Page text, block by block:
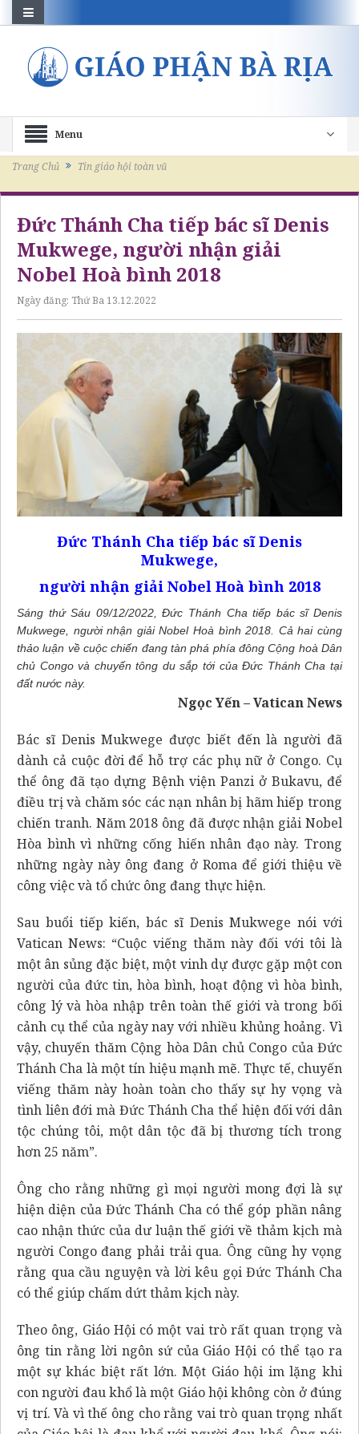
Menu
Trang Chủ Tin giáo hội toàn vũ
Đức Thánh Cha tiếp bác sĩ Denis
Mukwege, người nhận giải
Nobel Hoà bình 2018
Ngày đăng: Thứ Ba 13.12.2022
Đức Thánh Cha tiếp bác sĩ Denis
Mukwege,
người nhận giải Nobel Hoà bình 2018
Sáng thứ Sáu 09/12/2022, Đức Thánh Cha tiếp bác sĩ Denis
Mukwege, người nhận giải Nobel Hoà bình 2018. Cả hai cùng
thảo luận về cuộc chiến đang tàn phá phía đông Cộng hoà Dân
chủ Congo và chuyến tông du sắp tới của Đức Thánh Cha tại
đất nước này.
Ngọc Yến – Vatican News
Bác sĩ Denis Mukwege được biết đến là người đã
dành cả cuộc đời để hỗ trợ các phụ nữ ở Congo. Cụ
thể ông đã tạo dựng Bệnh viện Panzi ở Bukavu, để
điều trị và chăm sóc các nạn nhân bị hãm hiếp trong
chiến tranh. Năm 2018 ông đã được nhận giải Nobel
Hòa bình vì những cống hiến nhân đạo này. Trong
những ngày này ông đang ở Roma để giới thiệu về
công việc và tổ chức ông đang thực hiện.
Sau buổi tiếp kiến, bác sĩ Denis Mukwege nói với
Vatican News: “Cuộc viếng thăm này đối với tôi là
một ân sủng đặc biệt, một vinh dự được gặp một con
người của đức tin, hòa bình, hoạt động vì hòa bình,
công lý và hòa nhập trên toàn thế giới và trong bối
cảnh cụ thể của ngày nay với nhiều khủng hoảng. Vì
vậy, chuyến thăm Cộng hòa Dân chủ Congo của Đức
Thánh Cha là một tín hiệu mạnh mẽ. Thực tế, chuyến
viếng thăm này hoàn toàn cho thấy sự hy vọng và
tình liên đới mà Đức Thánh Cha thể hiện đối với dân
tộc chúng tôi, một dân tộc đã bị thương tích trong
hơn 25 năm”.
Ông cho rằng những gì mọi người mong đợi là sự
hiện diện của Đức Thánh Cha có thể góp phần nâng
cao nhận thức của dư luận thế giới về thảm kịch mà
người Congo đang phải trải qua. Ông cũng hy vọng
rằng qua cầu nguyện và lời kêu gọi Đức Thánh Cha
có thể giúp chấm dứt thảm kịch này.
Theo ông, Giáo Hội có một vai trò rất quan trọng và
ông tin rằng lời ngôn sứ của Giáo Hội có thể tạo ra
một sự khác biệt rất lớn. Một Giáo hội im lặng khi
con người đau khổ là một Giáo hội không còn ở đúng
vị trí. Và vì thế ông cho rằng vai trò quan trọng nhất